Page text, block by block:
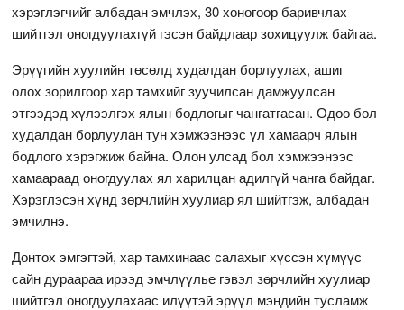
хэрэглэгчийг албадан эмчлэх, 30 хоногоор баривчлах
шийтгэл оногдуулахгүй гэсэн байдлаар зохицуулж байгаа.
Эрүүгийн хуулийн төсөлд худалдан борлуулах, ашиг
олох зорилгоор хар тамхийг зуучилсан дамжуулсан
этгээдэд хүлээлгэх ялын бодлогыг чангатгасан. Одоо бол
худалдан борлуулан тун хэмжээнээс үл хамаарч ялын
бодлого хэрэгжиж байна. Олон улсад бол хэмжээнээс
хамаараад оногдуулах ял харилцан адилгүй чанга байдаг.
Хэрэглэсэн хүнд зөрчлийн хуулиар ял шийтгэж, албадан
эмчилнэ.
Донтох эмгэгтэй, хар тамхинаас салахыг хүссэн хүмүүс
сайн дураараа ирээд эмчлүүлье гэвэл зөрчлийн хуулиар
шийтгэл оногдуулахаас илүүтэй эрүүл мэндийн тусламж